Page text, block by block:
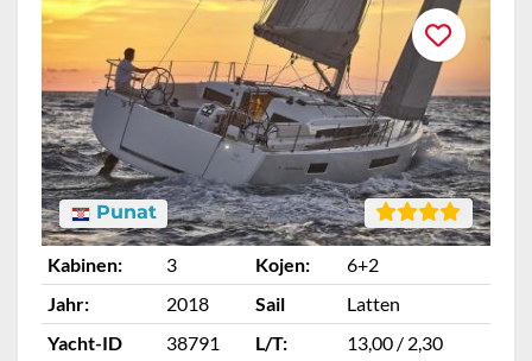
Punat
Kabinen: 3 Kojen:
6+2
Jahr:
2018 Sail
Latten
Yacht-ID
38791 L/T: 13,00 / 2,30